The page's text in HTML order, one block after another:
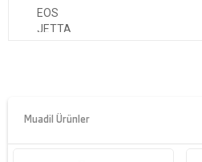
EOS
JETTA
Muadil Ürünler